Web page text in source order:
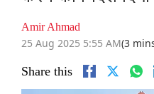
Amir Ahmad
25 Aug 2025 5:55 AM(3
Share this